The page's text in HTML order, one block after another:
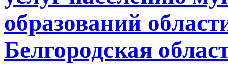
образований
Белгородская